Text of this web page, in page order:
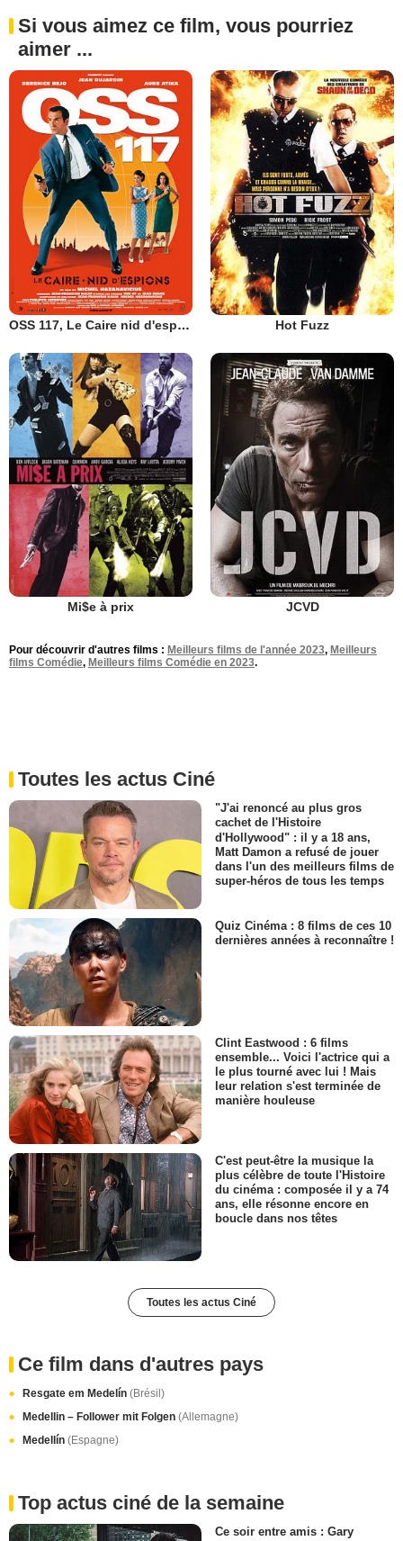
Si vous aimez ce film, vous pourriez
aimer ...
OSS 117, Le Caire nid d'espions Hot Fuzz
Mi$e à prix JCVD
Pour découvrir d'autres films : Meilleurs films de l'année 2023, Meilleurs
films Comédie, Meilleurs films Comédie en 2023.
Toutes les actus Ciné
"J'ai renoncé au plus gros
cachet de l'Histoire
d'Hollywood" : il y a 18 ans,
Matt Damon a refusé de jouer
dans l'un des meilleurs films de
super-héros de tous les temps
Quiz Cinéma : 8 films de ces 10
dernières années à reconnaître !
Clint Eastwood : 6 films
ensemble... Voici l'actrice qui a
le plus tourné avec lui ! Mais
leur relation s'est terminée de
manière houleuse
C'est peut-être la musique la
plus célèbre de toute l'Histoire
du cinéma : composée il y a 74
ans, elle résonne encore en
boucle dans nos têtes
Toutes les actus Ciné
Ce film dans d'autres pays
Resgate em Medelín (Brésil)
Medellin – Follower mit Folgen (Allemagne)
Medellín (Espagne)
Top actus ciné de la semaine
Ce soir entre amis : Gary